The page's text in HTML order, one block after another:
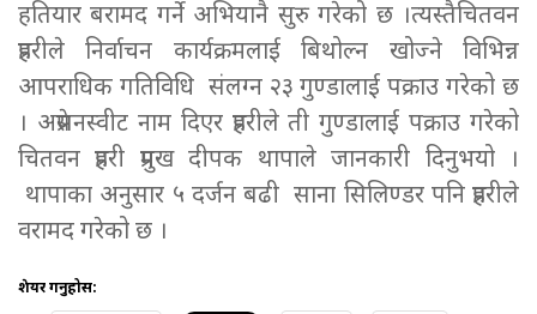
हतियार बरामद गर्ने अभियानै सुरु गरेको छ ।त्यस्तैचितवन
प्रहरीले निर्वाचन कार्यक्रमलाई बिथोल्न खोज्ने विभिन्न
आपराधिक गतिविधि संलग्न २३ गुण्डालाई पक्राउ गरेको छ
। अप्रेसनस्वीट नाम दिएर प्रहरीले ती गुण्डालाई पक्राउ गरेको
चितवन प्रहरी प्रमुख दीपक थापाले जानकारी दिनुभयो ।
थापाका अनुसार ५ दर्जन बढी साना सिलिण्डर पनि प्रहरीले
वरामद गरेको छ ।
शेयर गर्नुहोस: